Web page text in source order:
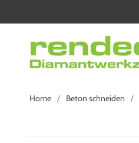
Inhalt
Home Beton schneiden